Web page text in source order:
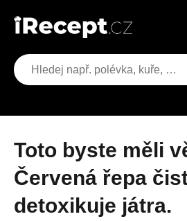
Toto byste měli vědět!
Červená řepa
detoxikuje játra.